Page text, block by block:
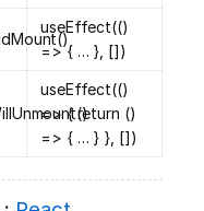
useEffect(()
=> { … }, [])
useEffect(()
=> { return ()
=> { … } }, [])